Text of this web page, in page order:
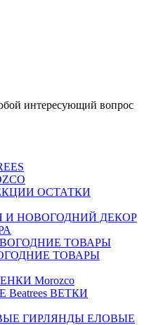
интересующий вопрос
ОСТАТКИ
НОВОГОДНИЙ ДЕКОР
ТОВАРЫ
Morozco
ВЕТКИ
ГИРЛЯНДЫ ЕЛОВЫЕ